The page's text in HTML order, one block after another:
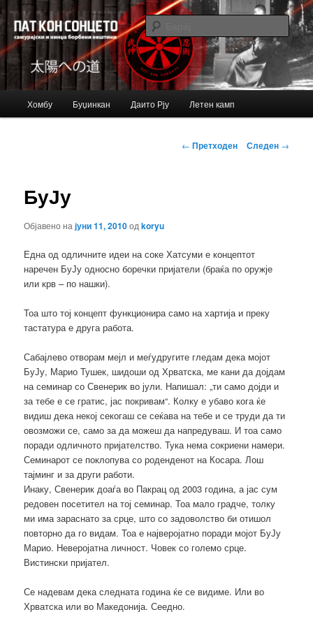
Bujinkan blog
Just another Bujinkan Sites site
Барај
Оди
содржина
Хомбу Буџинкан Даито Рју Летен камп
Навигација
← Претходен Следен →
БуЈу
Објавено најуни 11, 2010одkoryu
Една од одличните идеи на соке Хатсуми е концептот
наречен БуЈу односно боречки пријатели (браќа по оружје
или крв – по нашки).
Тоа што тој концепт функционира само на хартија и преку
тастатура е друга работа.
Сабајлево отворам мејл и меѓудругите гледам дека мојот
БуЈу, Марио Тушек, шидоши од Хрватска, ме кани да дојдам
на семинар со Свенерик во јули. Напишал: „ти само дојди и
за тебе е се гратис, јас покривам“. Колку е убаво кога ќе
видиш дека некој секогаш се сеќава на тебе и се труди да ти
овозможи се, само за да можеш да напредуваш. И тоа само
поради одличното пријателство. Тука нема сокриени намери.
Семинарот се поклопува со роденденот на Косара. Лош
тајминг и за други работи.
Инаку, Свенерик доаѓа во Пакрац од 2003 година, а јас сум
редовен посетител на тој семинар. Тоа мало градче, толку
ми има зараснато за срце, што со задоволство би отишол
повторно да го видам. Тоа е најверојатно поради мојот БуЈу
Марио. Неверојатна личност. Човек со големо срце.
Вистински пријател.
Се надевам дека следната година ќе се видиме. Или во
Хрватска или во Македонија. Сеедно.